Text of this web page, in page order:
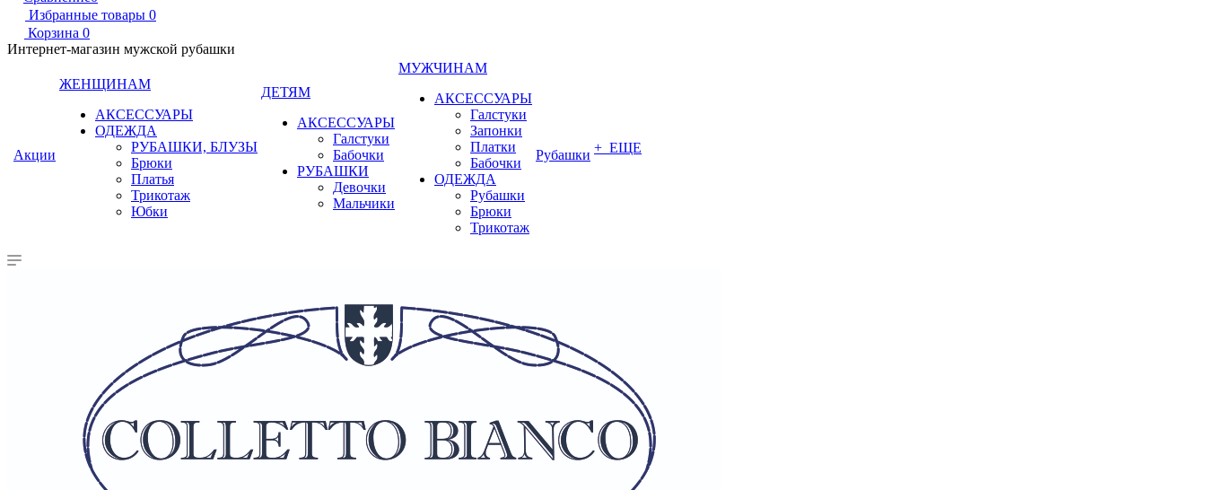
Избранные товары 0
Корзина 0
Интернет-магазин мужской рубашки
Акции
ЖЕНЩИНАМ
АКСЕССУАРЫ
ОДЕЖДА
РУБАШКИ, БЛУЗЫ
Брюки
Платья
Трикотаж
Юбки
ДЕТЯМ
АКСЕССУАРЫ
Галстуки
Бабочки
РУБАШКИ
Девочки
Мальчики
МУЖЧИНАМ
АКСЕССУАРЫ
Галстуки
Запонки
Платки
Бабочки
ОДЕЖДА
Рубашки
Брюки
Трикотаж
Рубашки + ЕЩЕ